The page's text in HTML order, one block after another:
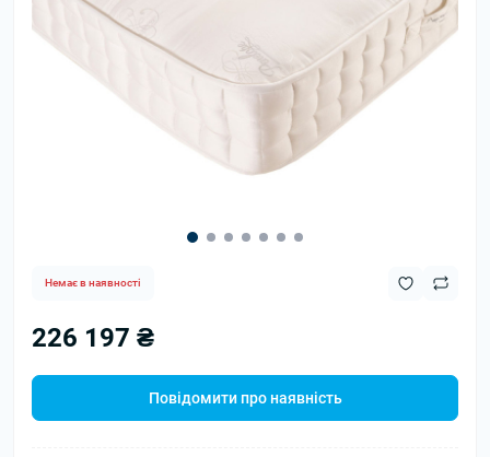
Немає в наявності
226 197 ₴
Повідомити про наявність